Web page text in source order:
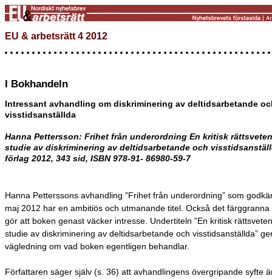
EU & arbetsrätt 4 2012
I Bokhandeln
Intressant avhandling om diskriminering av deltidsarbetande
visstidsanställda
Hanna Pettersson: Frihet från underordning En kritisk
studie av diskriminering av deltidsarbetande och
förlag 2012, 343 sid, ISBN 978-91- 86980-59-7
Hanna Petterssons avhandling ”Frihet från underordning” som
maj 2012 har en ambitiös och utmanande titel. Också det färggranna
gör att boken genast väcker intresse. Undertiteln ”En kritisk
studie av diskriminering av deltidsarbetande och visstidsanställda”
vägledning om vad boken egentligen behandlar.
Författaren säger själv (s. 36) att avhandlingens övergripande syfte